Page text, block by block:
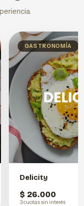
GASTRONOMÍA
Delicity
$ 26.000
3 cuotas sin interés